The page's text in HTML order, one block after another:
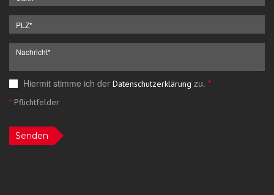
Hiermit stimme ich der Datenschutzerklärung zu. *
*Pflichtfelder
Senden